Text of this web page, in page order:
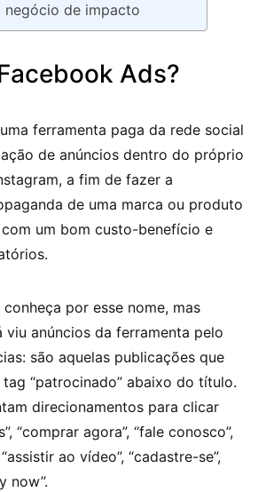
negócio de impacto
Ads?
ferramenta paga da rede social
de anúncios dentro do próprio
a fim de fazer a
de uma marca ou produto
um bom custo-benefício e
por esse nome, mas
viu anúncios da ferramenta pelo
são aquelas publicações que
“patrocinado” abaixo do título.
direcionamentos para clicar
“comprar agora”, “fale conosco”,
ao vídeo”, “cadastre-se”,
now”.